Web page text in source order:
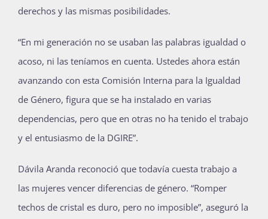
derechos y las mismas posibilidades.
“En mi generación no se usaban las palabras igualdad o
acoso, ni las teníamos en cuenta. Ustedes ahora están
avanzando con esta Comisión Interna para la Igualdad
de Género, figura que se ha instalado en varias
dependencias, pero que en otras no ha tenido el trabajo
y el entusiasmo de la DGIRE”.
Dávila Aranda reconoció que todavía cuesta trabajo a
las mujeres vencer diferencias de género. “Romper
techos de cristal es duro, pero no imposible”, aseguró la